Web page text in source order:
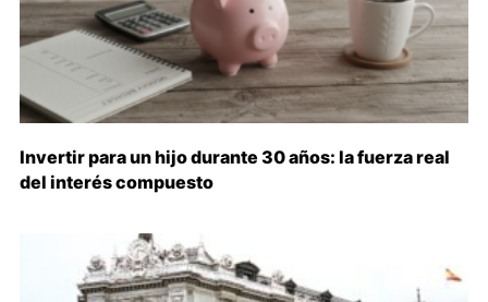
Invertir para un hijo durante 30 años: la fuerza real
del interés compuesto